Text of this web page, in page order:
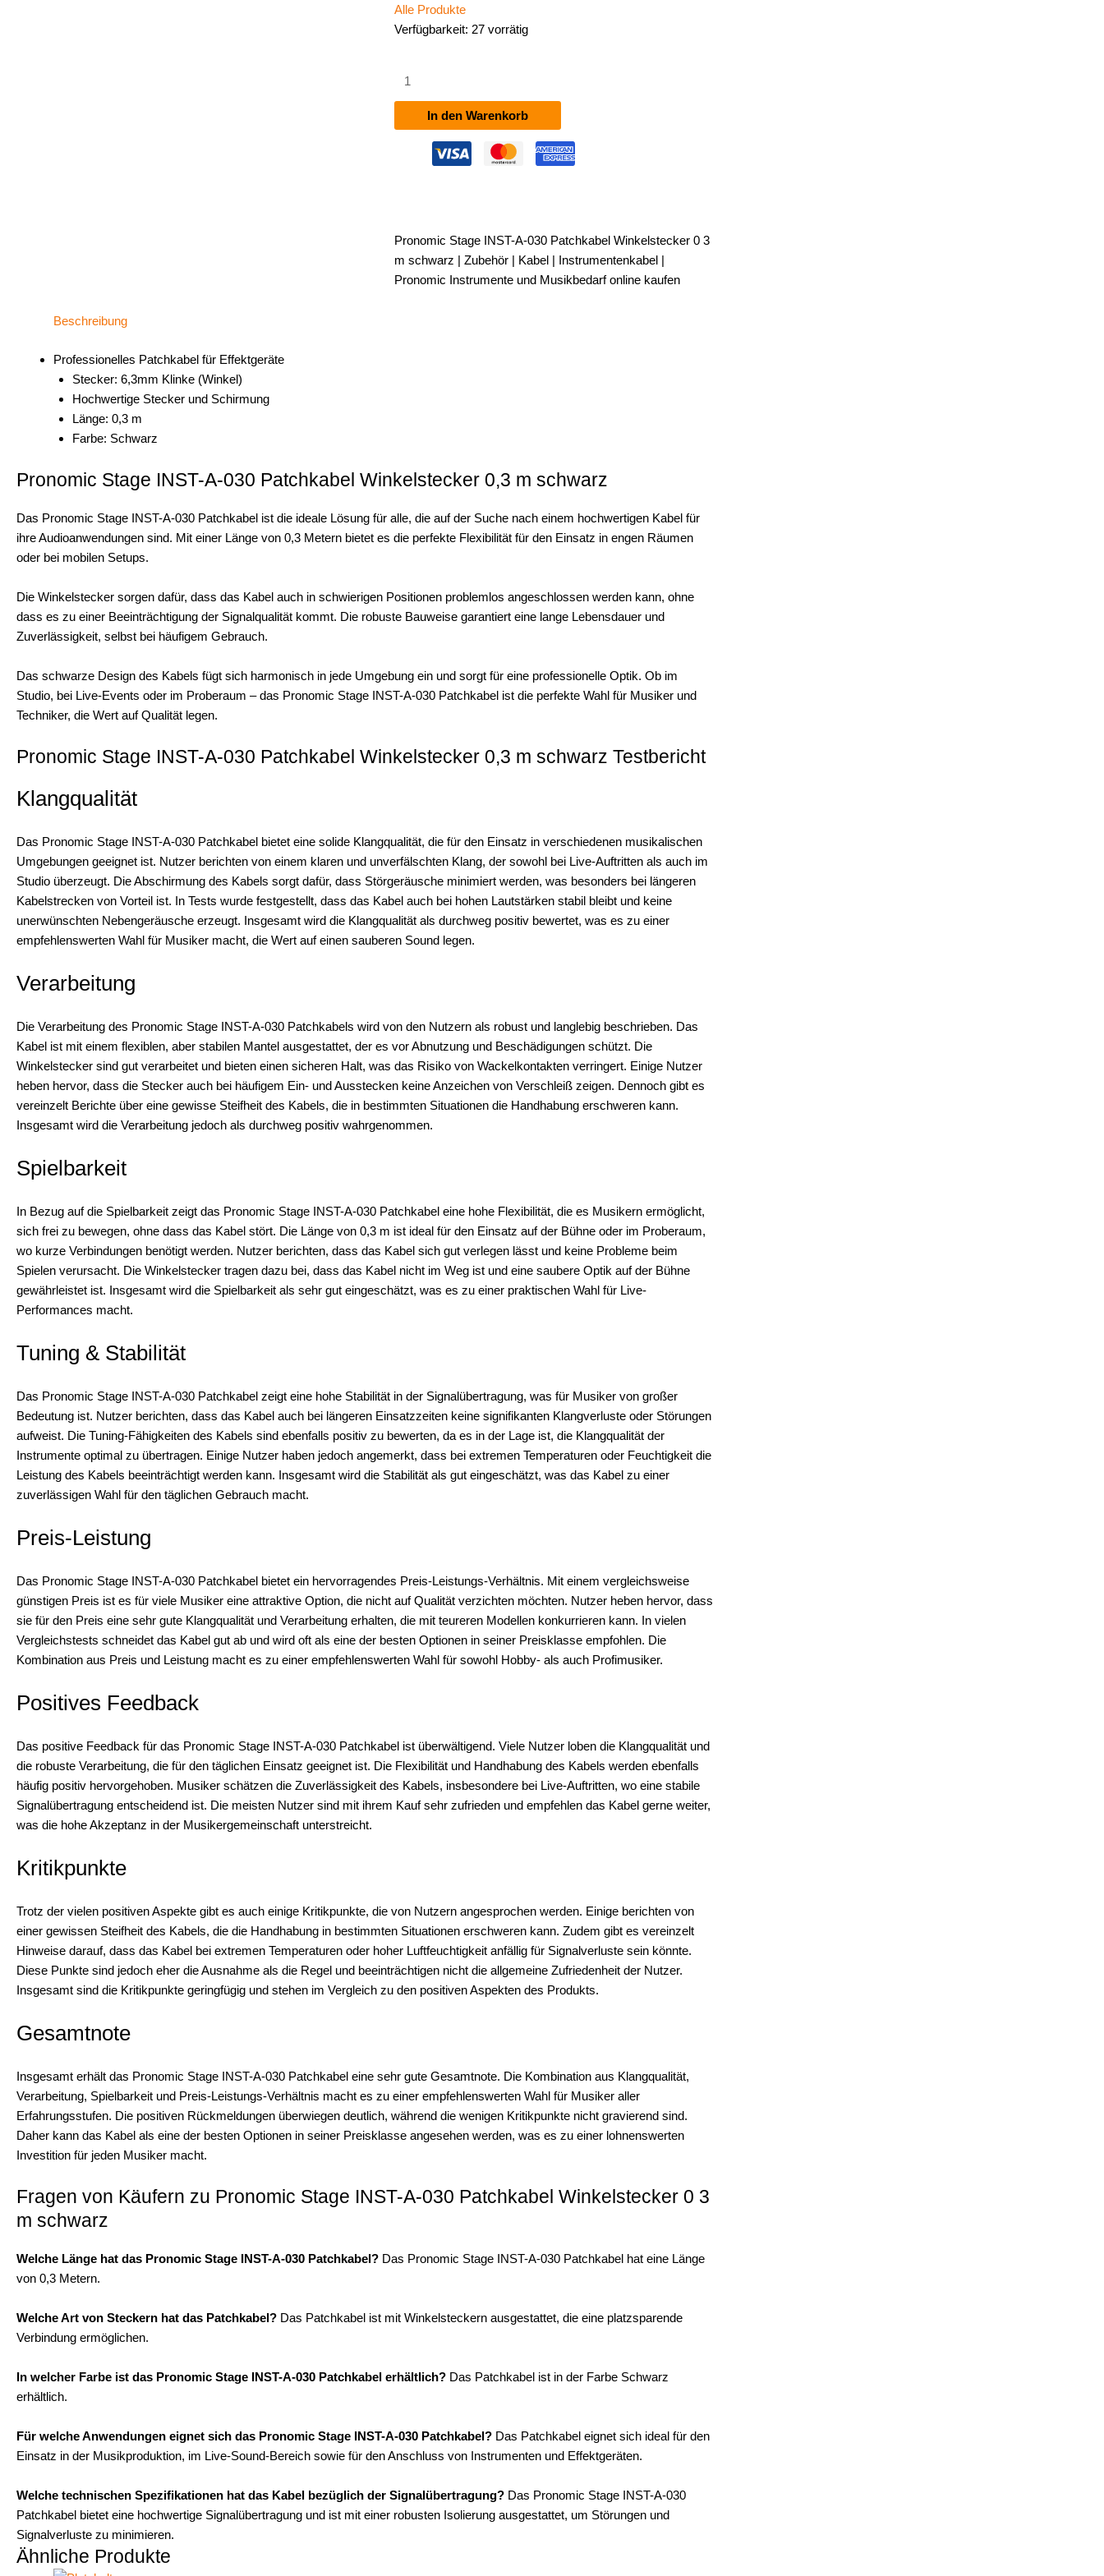
Alle Produkte
Verfügbarkeit: 27 vorrätig
Stage
A-
Patchkabel
schwarz
Menge
In den Warenkorb
Pronomic Stage INST-A-030 Patchkabel Winkelstecker 0 3
m schwarz | Zubehör | Kabel | Instrumentenkabel |
Pronomic Instrumente und Musikbedarf online kaufen
Beschreibung
Professionelles Patchkabel für Effektgeräte
Stecker: 6,3mm Klinke (Winkel)
Hochwertige Stecker und Schirmung
Länge: 0,3 m
Farbe: Schwarz
Pronomic Stage INST-A-030 Patchkabel Winkelstecker 0,3 m schwarz
Das Pronomic Stage INST-A-030 Patchkabel ist die ideale Lösung für alle, die auf der Suche nach einem hochwertigen Kabel für
ihre Audioanwendungen sind. Mit einer Länge von 0,3 Metern bietet es die perfekte Flexibilität für den Einsatz in engen Räumen
oder bei mobilen Setups.
Die Winkelstecker sorgen dafür, dass das Kabel auch in schwierigen Positionen problemlos angeschlossen werden kann, ohne
dass es zu einer Beeinträchtigung der Signalqualität kommt. Die robuste Bauweise garantiert eine lange Lebensdauer und
Zuverlässigkeit, selbst bei häufigem Gebrauch.
Das schwarze Design des Kabels fügt sich harmonisch in jede Umgebung ein und sorgt für eine professionelle Optik. Ob im
Studio, bei Live-Events oder im Proberaum – das Pronomic Stage INST-A-030 Patchkabel ist die perfekte Wahl für Musiker und
Techniker, die Wert auf Qualität legen.
Pronomic Stage INST-A-030 Patchkabel Winkelstecker 0,3 m schwarz Testbericht
Klangqualität
Das Pronomic Stage INST-A-030 Patchkabel bietet eine solide Klangqualität, die für den Einsatz in verschiedenen musikalischen
Umgebungen geeignet ist. Nutzer berichten von einem klaren und unverfälschten Klang, der sowohl bei Live-Auftritten als auch im
Studio überzeugt. Die Abschirmung des Kabels sorgt dafür, dass Störgeräusche minimiert werden, was besonders bei längeren
Kabelstrecken von Vorteil ist. In Tests wurde festgestellt, dass das Kabel auch bei hohen Lautstärken stabil bleibt und keine
unerwünschten Nebengeräusche erzeugt. Insgesamt wird die Klangqualität als durchweg positiv bewertet, was es zu einer
empfehlenswerten Wahl für Musiker macht, die Wert auf einen sauberen Sound legen.
Verarbeitung
Die Verarbeitung des Pronomic Stage INST-A-030 Patchkabels wird von den Nutzern als robust und langlebig beschrieben. Das
Kabel ist mit einem flexiblen, aber stabilen Mantel ausgestattet, der es vor Abnutzung und Beschädigungen schützt. Die
Winkelstecker sind gut verarbeitet und bieten einen sicheren Halt, was das Risiko von Wackelkontakten verringert. Einige Nutzer
heben hervor, dass die Stecker auch bei häufigem Ein- und Ausstecken keine Anzeichen von Verschleiß zeigen. Dennoch gibt es
vereinzelt Berichte über eine gewisse Steifheit des Kabels, die in bestimmten Situationen die Handhabung erschweren kann.
Insgesamt wird die Verarbeitung jedoch als durchweg positiv wahrgenommen.
Spielbarkeit
In Bezug auf die Spielbarkeit zeigt das Pronomic Stage INST-A-030 Patchkabel eine hohe Flexibilität, die es Musikern ermöglicht,
sich frei zu bewegen, ohne dass das Kabel stört. Die Länge von 0,3 m ist ideal für den Einsatz auf der Bühne oder im Proberaum,
wo kurze Verbindungen benötigt werden. Nutzer berichten, dass das Kabel sich gut verlegen lässt und keine Probleme beim
Spielen verursacht. Die Winkelstecker tragen dazu bei, dass das Kabel nicht im Weg ist und eine saubere Optik auf der Bühne
gewährleistet ist. Insgesamt wird die Spielbarkeit als sehr gut eingeschätzt, was es zu einer praktischen Wahl für Live-
Performances macht.
Tuning & Stabilität
Das Pronomic Stage INST-A-030 Patchkabel zeigt eine hohe Stabilität in der Signalübertragung, was für Musiker von großer
Bedeutung ist. Nutzer berichten, dass das Kabel auch bei längeren Einsatzzeiten keine signifikanten Klangverluste oder Störungen
aufweist. Die Tuning-Fähigkeiten des Kabels sind ebenfalls positiv zu bewerten, da es in der Lage ist, die Klangqualität der
Instrumente optimal zu übertragen. Einige Nutzer haben jedoch angemerkt, dass bei extremen Temperaturen oder Feuchtigkeit die
Leistung des Kabels beeinträchtigt werden kann. Insgesamt wird die Stabilität als gut eingeschätzt, was das Kabel zu einer
zuverlässigen Wahl für den täglichen Gebrauch macht.
Preis-Leistung
Das Pronomic Stage INST-A-030 Patchkabel bietet ein hervorragendes Preis-Leistungs-Verhältnis. Mit einem vergleichsweise
günstigen Preis ist es für viele Musiker eine attraktive Option, die nicht auf Qualität verzichten möchten. Nutzer heben hervor, dass
sie für den Preis eine sehr gute Klangqualität und Verarbeitung erhalten, die mit teureren Modellen konkurrieren kann. In vielen
Vergleichstests schneidet das Kabel gut ab und wird oft als eine der besten Optionen in seiner Preisklasse empfohlen. Die
Kombination aus Preis und Leistung macht es zu einer empfehlenswerten Wahl für sowohl Hobby- als auch Profimusiker.
Positives Feedback
Das positive Feedback für das Pronomic Stage INST-A-030 Patchkabel ist überwältigend. Viele Nutzer loben die Klangqualität und
die robuste Verarbeitung, die für den täglichen Einsatz geeignet ist. Die Flexibilität und Handhabung des Kabels werden ebenfalls
häufig positiv hervorgehoben. Musiker schätzen die Zuverlässigkeit des Kabels, insbesondere bei Live-Auftritten, wo eine stabile
Signalübertragung entscheidend ist. Die meisten Nutzer sind mit ihrem Kauf sehr zufrieden und empfehlen das Kabel gerne weiter,
was die hohe Akzeptanz in der Musikergemeinschaft unterstreicht.
Kritikpunkte
Trotz der vielen positiven Aspekte gibt es auch einige Kritikpunkte, die von Nutzern angesprochen werden. Einige berichten von
einer gewissen Steifheit des Kabels, die die Handhabung in bestimmten Situationen erschweren kann. Zudem gibt es vereinzelt
Hinweise darauf, dass das Kabel bei extremen Temperaturen oder hoher Luftfeuchtigkeit anfällig für Signalverluste sein könnte.
Diese Punkte sind jedoch eher die Ausnahme als die Regel und beeinträchtigen nicht die allgemeine Zufriedenheit der Nutzer.
Insgesamt sind die Kritikpunkte geringfügig und stehen im Vergleich zu den positiven Aspekten des Produkts.
Gesamtnote
Insgesamt erhält das Pronomic Stage INST-A-030 Patchkabel eine sehr gute Gesamtnote. Die Kombination aus Klangqualität,
Verarbeitung, Spielbarkeit und Preis-Leistungs-Verhältnis macht es zu einer empfehlenswerten Wahl für Musiker aller
Erfahrungsstufen. Die positiven Rückmeldungen überwiegen deutlich, während die wenigen Kritikpunkte nicht gravierend sind.
Daher kann das Kabel als eine der besten Optionen in seiner Preisklasse angesehen werden, was es zu einer lohnenswerten
Investition für jeden Musiker macht.
Fragen von Käufern zu Pronomic Stage INST-A-030 Patchkabel Winkelstecker 0 3
m schwarz
Welche Länge hat das Pronomic Stage INST-A-030 Patchkabel? Das Pronomic Stage INST-A-030 Patchkabel hat eine Länge
von 0,3 Metern.
Welche Art von Steckern hat das Patchkabel? Das Patchkabel ist mit Winkelsteckern ausgestattet, die eine platzsparende
Verbindung ermöglichen.
In welcher Farbe ist das Pronomic Stage INST-A-030 Patchkabel erhältlich? Das Patchkabel ist in der Farbe Schwarz
erhältlich.
Für welche Anwendungen eignet sich das Pronomic Stage INST-A-030 Patchkabel? Das Patchkabel eignet sich ideal für den
Einsatz in der Musikproduktion, im Live-Sound-Bereich sowie für den Anschluss von Instrumenten und Effektgeräten.
Welche technischen Spezifikationen hat das Kabel bezüglich der Signalübertragung? Das Pronomic Stage INST-A-030
Patchkabel bietet eine hochwertige Signalübertragung und ist mit einer robusten Isolierung ausgestattet, um Störungen und
Signalverluste zu minimieren.
Ähnliche Produkte